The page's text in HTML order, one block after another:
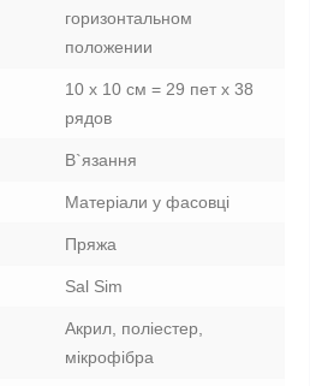
горизонтальном
положении
10 х 10 см = 29 пет х 38
рядов
В`язання
Матеріали у фасовці
Пряжа
Sal Sim
Акрил, поліестер,
мікрофібра